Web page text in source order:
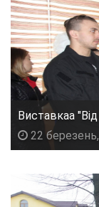
Виставкаа
22